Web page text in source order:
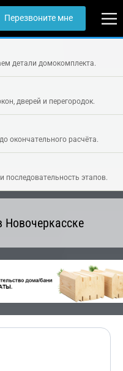
Перезвоните мне
детали домокомплекта.
дверей и перегородок.
окончательного расчёта.
последовательность этапов.